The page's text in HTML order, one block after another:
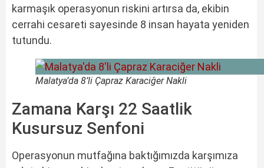
karmaşık operasyonun riskini artırsa da, ekibin
cerrahi cesareti sayesinde 8 insan hayata yeniden
tutundu.
Malatya’da 8’li Çapraz Karaciğer Nakli
Zamana Karşı 22 Saatlik
Kusursuz Senfoni
Operasyonun mutfağına baktığımızda karşımıza